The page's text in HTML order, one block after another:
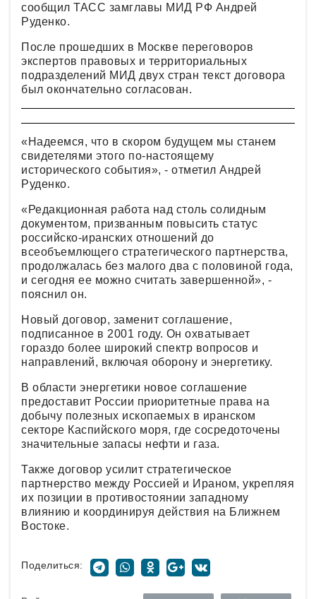
сообщил ТАСС замглавы МИД РФ Андрей
Руденко.
После прошедших в Москве переговоров
экспертов правовых и территориальных
подразделений МИД двух стран текст договора
был окончательно согласован.
«Надеемся, что в скором будущем мы станем
свидетелями этого по-настоящему
исторического события», - отметил Андрей
Руденко.
«Редакционная работа над столь солидным
документом, призванным повысить статус
российско-иранских отношений до
всеобъемлющего стратегического партнерства,
продолжалась без малого два с половиной года,
и сегодня ее можно считать завершенной», -
пояснил он.
Новый договор, заменит соглашение,
подписанное в 2001 году. Он охватывает
гораздо более широкий спектр вопросов и
направлений, включая оборону и энергетику.
В области энергетики новое соглашение
предоставит России приоритетные права на
добычу полезных ископаемых в иранском
секторе Каспийского моря, где сосредоточены
значительные запасы нефти и газа.
Также договор усилит стратегическое
партнерство между Россией и Ираном, укрепляя
их позиции в противостоянии западному
влиянию и координируя действия на Ближнем
Востоке.
Поделиться: